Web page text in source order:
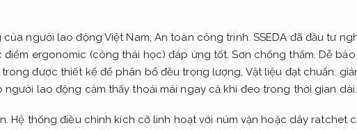
người lao động Việt Nam, An toàn công trình. SSEDA đã đầu tư
điểm ergonomic (công thái học) đáp ứng tốt.Sơn chống thấm. Dễ
được thiết kế để phân bổ đều trọng lượng, Vật liệu đạt chuẩn.
người lao động cảm thấy thoải mái ngay cả khi đeo trong thời gian dài.
Hệ thống điều chỉnh kích cỡ linh hoạt với núm vặn hoặc dây ratchet